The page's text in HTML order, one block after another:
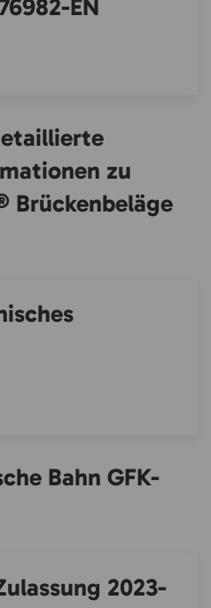
EN
zu
Brückenbeläge
Bahn GFK-
2023-